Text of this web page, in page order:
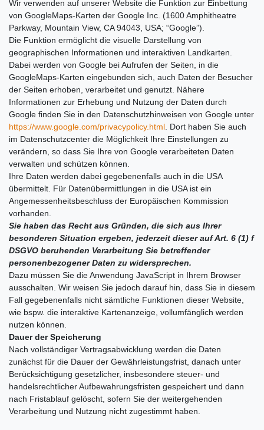
Wir verwenden auf unserer Website die Funktion zur Einbettung
von GoogleMaps-Karten der Google Inc. (1600 Amphitheatre
Parkway, Mountain View, CA 94043, USA; “Google”).
Die Funktion ermöglicht die visuelle Darstellung von
geographischen Informationen und interaktiven Landkarten.
Dabei werden von Google bei Aufrufen der Seiten, in die
GoogleMaps-Karten eingebunden sich, auch Daten der Besucher
der Seiten erhoben, verarbeitet und genutzt. Nähere
Informationen zur Erhebung und Nutzung der Daten durch
Google finden Sie in den Datenschutzhinweisen von Google unter
https://www.google.com/privacypolicy.html . Dort haben Sie auch
im Datenschutzcenter die Möglichkeit Ihre Einstellungen zu
verändern, so dass Sie Ihre von Google verarbeiteten Daten
verwalten und schützen können.
Ihre Daten werden dabei gegebenenfalls auch in die USA
übermittelt. Für Datenübermittlungen in die USA ist ein
Angemessenheitsbeschluss der Europäischen Kommission
vorhanden.
Sie haben das Recht aus Gründen, die sich aus Ihrer
besonderen Situation ergeben, jederzeit dieser auf Art. 6 (1) f
DSGVO beruhenden Verarbeitung Sie betreffender
personenbezogener Daten zu widersprechen.
Dazu müssen Sie die Anwendung JavaScript in Ihrem Browser
ausschalten. Wir weisen Sie jedoch darauf hin, dass Sie in diesem
Fall gegebenenfalls nicht sämtliche Funktionen dieser Website,
wie bspw. die interaktive Kartenanzeige, vollumfänglich werden
nutzen können.
Dauer der Speicherung
Nach vollständiger Vertragsabwicklung werden die Daten
zunächst für die Dauer der Gewährleistungsfrist, danach unter
Berücksichtigung gesetzlicher, insbesondere steuer- und
handelsrechtlicher Aufbewahrungsfristen gespeichert und dann
nach Fristablauf gelöscht, sofern Sie der weitergehenden
Verarbeitung und Nutzung nicht zugestimmt haben.